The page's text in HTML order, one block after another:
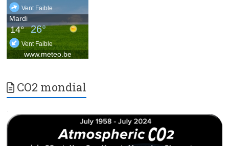
CO2 mondial
.